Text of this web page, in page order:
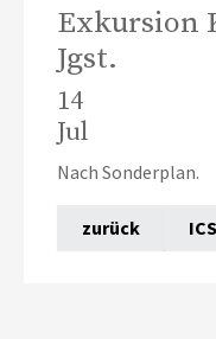
Exkursion
Jgst.
14
Jul
Nach Sonderplan.
zurück